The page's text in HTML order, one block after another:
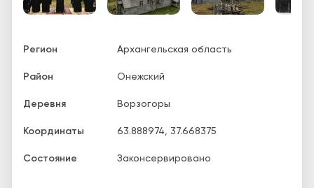
Регион Архангельская область
Район Онежский
Деревня Ворзогоры
Координаты 63.888974, 37.668375
Состояние Законсервировано